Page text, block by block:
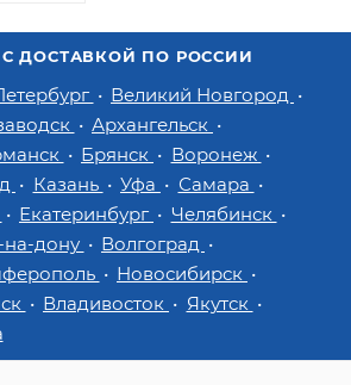
ДОСТАВКОЙ ПО РОССИИ
Великий Новгород
Архангельск
Брянск
Воронеж
Казань Уфа
Самара
Екатеринбург
Челябинск
на-дону
Волгоград
Новосибирск
Владивосток
Якутск